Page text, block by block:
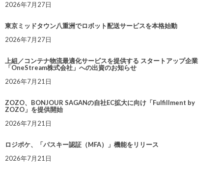
2026年7月27日
東京ミッドタウン八重洲でロボット配送サービスを本格始動
2026年7月27日
上組／コンテナ物流最適化サービスを提供する スタートアップ企業
「OneStream株式会社」への出資のお知らせ
2026年7月21日
ZOZO、BONJOUR SAGANの自社EC拡大に向け「Fulfillment by
ZOZO」を提供開始
2026年7月21日
ロジポケ、「パスキー認証（MFA）」機能をリリース
2026年7月21日